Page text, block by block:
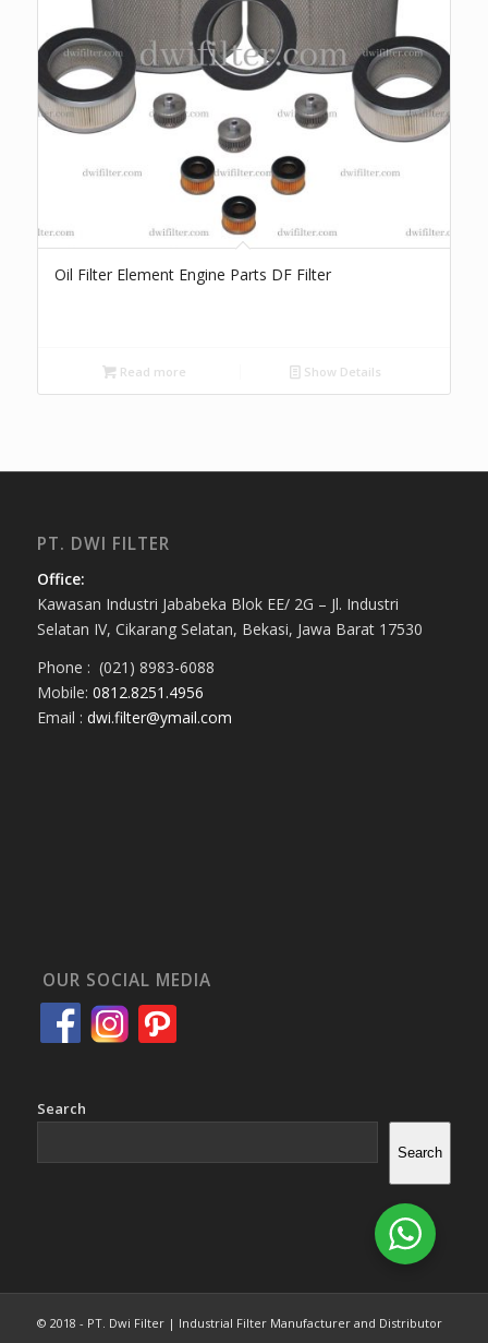
Oil Filter Element Engine Parts DF Filter
Read more Show Details
PT. DWI FILTER
Office:
Kawasan Industri Jababeka Blok EE/ 2G – Jl. Industri
Selatan IV, Cikarang Selatan, Bekasi, Jawa Barat 17530
Phone : (021) 8983-6088
Mobile: 0812.8251.4956
Email : dwi.filter@ymail.com
OUR SOCIAL MEDIA
Search
Search
© 2018 - PT. Dwi Filter | Industrial Filter Manufacturer and Distributor